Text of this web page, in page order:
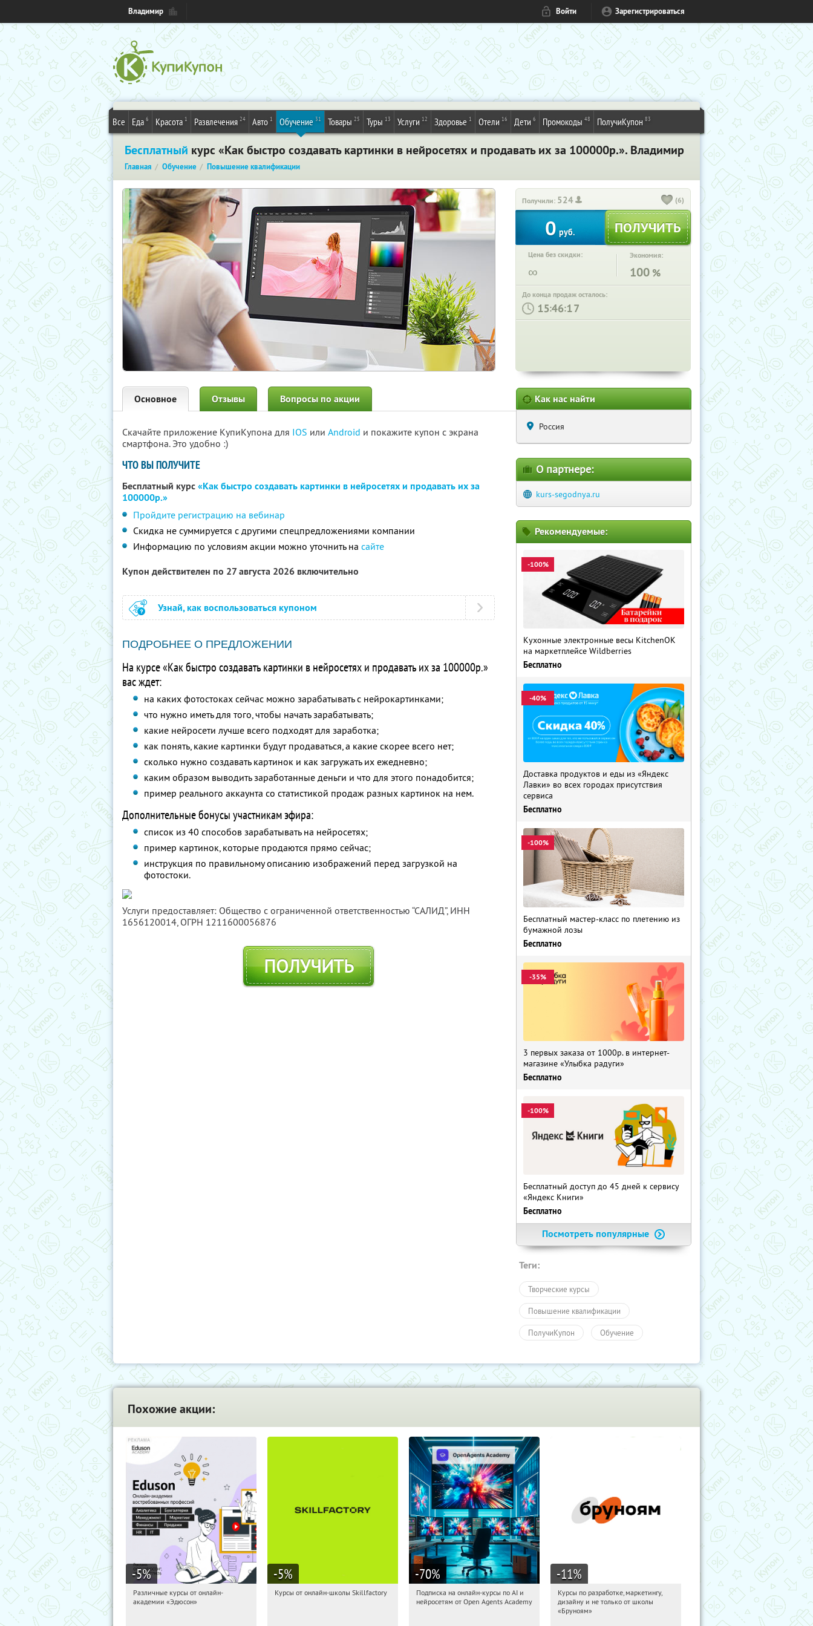
Владимир Войти Зарегистрироваться
Все Еда 6 Красота 1 Развлечения 24 Авто 1 Обучение 31 Товары 25 Туры 13 Услуги 12 Здоровье 1 Отели 16 Дети 6 Промокоды 48 ПолучиКупон 83
Бесплатный курс «Как быстро создавать картинки в нейросетях и продавать их за 100000р.». Владимир
Главная Обучение Повышение квалификации
Получили: 524 (6)
0 руб.
Цена без скидки:
∞
Экономия:
100 %
До конца продаж осталось:
: :
Основное Отзывы Вопросы по акции
Скачайте приложение КупиКупона для IOS или Android и покажите купон с экрана
смартфона. Это удобно :)
ЧТО ВЫ ПОЛУЧИТЕ
Бесплатный курс«Как быстро создавать картинки в нейросетях и продавать их за
100000р.»
Пройдите регистрацию на вебинар
Скидка не суммируется с другими спецпредложениями компании
Информацию по условиям акции можно уточнить на сайте
Купон действителен по 27 августа 2026 включительно
Узнай, как воспользоваться купоном
ПОДРОБНЕЕ О ПРЕДЛОЖЕНИИ
На курсе «Как быстро создавать картинки в нейросетях и продавать их за 100000р.»
вас ждет:
на каких фотостоках сейчас можно зарабатывать с нейрокартинками;
что нужно иметь для того, чтобы начать зарабатывать;
какие нейросети лучше всего подходят для заработка;
как понять, какие картинки будут продаваться, а какие скорее всего нет;
сколько нужно создавать картинок и как загружать их ежедневно;
каким образом выводить заработанные деньги и что для этого понадобится;
пример реального аккаунта со статистикой продаж разных картинок на нем.
Дополнительные бонусы участникам эфира:
список из 40 способов зарабатывать на нейросетях;
пример картинок, которые продаются прямо сейчас;
инструкция по правильному описанию изображений перед загрузкой на
фотостоки.
Услуги предоставляет: Общество с ограниченной ответственностью “САЛИД”, ИНН
1656120014, ОГРН 1211600056876
ПОЛУЧИТЬ
Как нас найти
Россия
О партнере:
kurs-segodnya.ru
Рекомендуемые:
-100%
Кухонные электронные весы KitchenOK
на маркетплейсе Wildberries
Бесплатно
-40%
Доставка продуктов и еды из «Яндекс
Лавки» во всех городах присутствия
сервиса
Бесплатно
-100%
Бесплатный мастер-класс по плетению из
бумажной лозы
Бесплатно
-35%
3 первых заказа от 1000р. в интернет-
магазине «Улыбка радуги»
Бесплатно
-100%
Бесплатный доступ до 45 дней к сервису
«Яндекс Книги»
Бесплатно
Посмотреть популярные
Теги:
Творческие курсы
Повышение квалификации
ПолучиКупон Обучение
Похожие акции:
-5%
18:46:13 Получили:
Различные курсы от онлайн-
академии «Эдюсон»
-5%
18:46:13
Получи первым!
Курсы от онлайн-школы Skillfactory
-70%
18:46:13 Получили:
Подписка на онлайн-курсы по AI и
нейросетям от Open Agents Academy
-11%
18:46:13
Получи первым!
Россия
Курсы по разработке, маркетингу,
дизайну и не только от школы
«Бруноям»